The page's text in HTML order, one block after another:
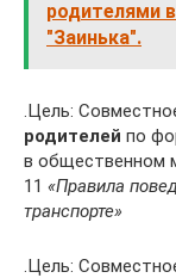
родителями
"Заинька".
.Цель:
родителей по
в общественном
11 «Правила
транспорте»
.Цель: